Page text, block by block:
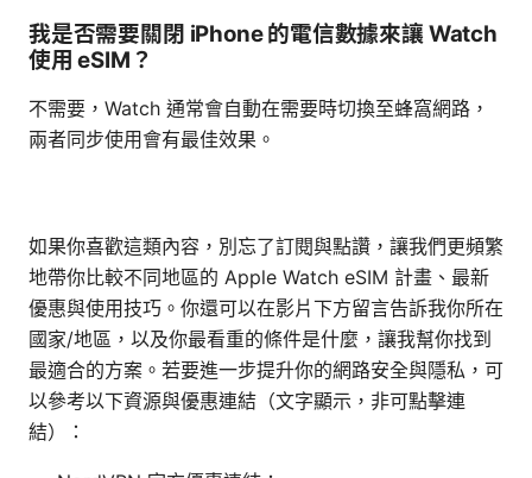
我是否需要關閉 iPhone 的電信數據來讓 Watch
使用 eSIM？
不需要，Watch 通常會自動在需要時切換至蜂窩網路，
兩者同步使用會有最佳效果。
如果你喜歡這類內容，別忘了訂閱與點讚，讓我們更頻繁
地帶你比較不同地區的 Apple Watch eSIM 計畫、最新
優惠與使用技巧。你還可以在影片下方留言告訴我你所在
國家/地區，以及你最看重的條件是什麼，讓我幫你找到
最適合的方案。若要進一步提升你的網路安全與隱私，可
以參考以下資源與優惠連結（文字顯示，非可點擊連
結）：